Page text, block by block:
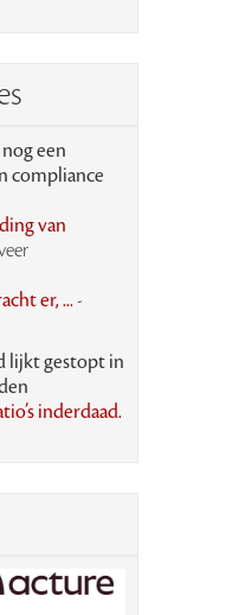
een
compliance
van
er, ...-
lijkt gestopt in
inderdaad.